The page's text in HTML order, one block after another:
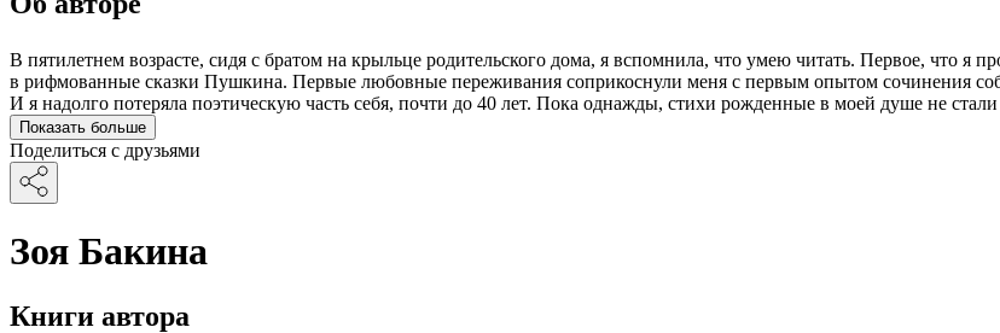
В пятилетнем возрасте, сидя с братом на крыльце родительского дома, я вспомнила, что умею читать. Первое, что я
в рифмованные сказки Пушкина. Первые любовные переживания соприкоснули меня с первым опытом сочинения
И я надолго потеряла поэтическую часть себя, почти до 40 лет. Пока однажды, стихи рожденные в моей душе не стали
Показать больше
Поделиться с друзьями
Зоя Бакина
Книги автора